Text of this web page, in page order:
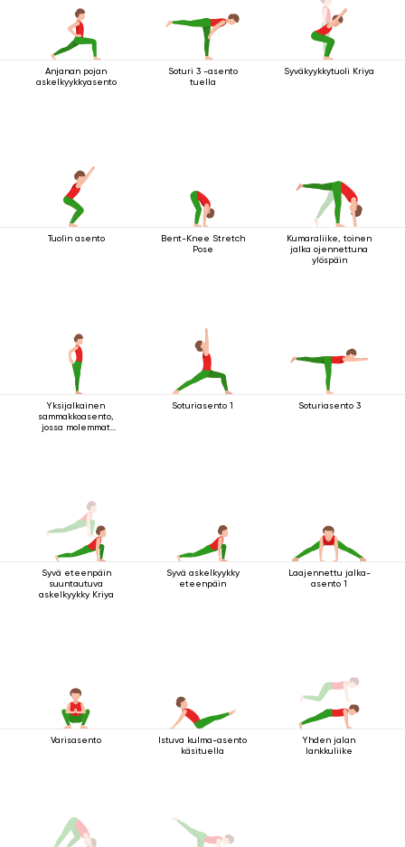
Anjanan pojan
askelkyykkyasento
Soturi 3 -asento
tuella
Syväkyykkytuoli Kriya
Tuolin asento
Bent-Knee Stretch
Pose
Kumaraliike, toinen
jalka ojennettuna
ylöspäin
Yksijalkainen
sammakkoasento,
jossa molemmat
Soturiasento 1 Soturiasento 3
Syvä eteenpäin
suuntautuva
askelkyykky Kriya
Syvä askelkyykky
eteenpäin
Laajennettu jalka-
asento 1
Varisasento
Istuva kulma-asento
käsituella
Yhden jalan
lankkuliike